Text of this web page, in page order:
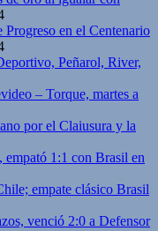
Progreso en el Centenario
Peñarol, River,
– Torque, martes a
por el Claiusura y la
1:1 con Brasil en
empate clásico Brasil
venció 2:0 a Defensor